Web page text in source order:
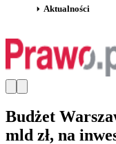
Aktualności
Budżet
mld zł, na